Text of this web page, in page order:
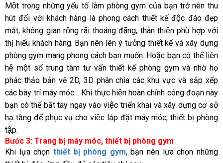
Một trong những yếu tố làm phòng gym của bạn trở nên thu
hút đối với khách hàng là phong cách thiết kế độc đáo đẹp
mắt, không gian rộng rãi thoáng đãng, thân thiện phù hợp với
thị hiếu khách hàng. Bạn nên lên ý tưởng thiết kế và xây dựng
phòng gym mang phong cách bạn muốn. Hoặc bạn có thể liên
hệ một số trung tâm tư vấn thiết kế phòng gym và nhờ họ
phác thảo bản vẽ 2D, 3D phân chia các khu vực và sắp xếp
các bày trí máy móc… Khi thực hiện hoàn chỉnh công đoạn này
bạn có thể bắt tay ngay vào việc triển khai và xây dựng cơ sở
hạ tầng để phục vụ cho việc lắp đặt máy móc, thiết bị phòng
tập.
Bước 3: Trang bị máy móc, thiết bị phòng gym
Khi lựa chọn thiết bị phòng gym, bạn nên lựa chọn những